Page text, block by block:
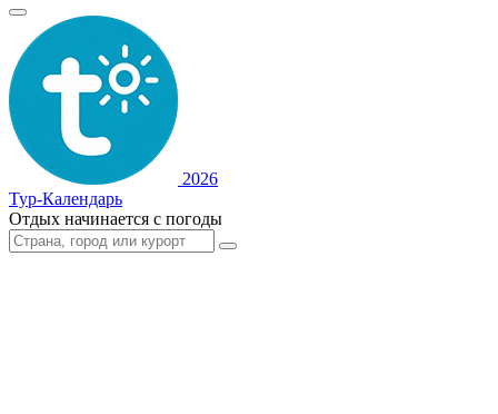
2026
Тур-Календарь
Отдых начинается с погоды